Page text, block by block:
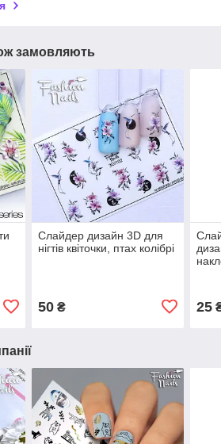
замовляють
Слайдер дизайн 3D для
нігтів квіточки, птах колібрі
50₴ 25